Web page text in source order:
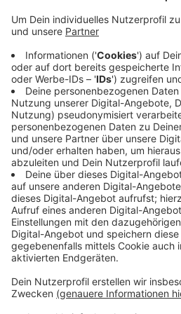
Die Polizei prüft, ob die drei
zusammenhängen. Und auch ob
Bauerschaft Horst mit einem
einem Nachbarhof ebenfalls
zusammenhängt. Die Polizei
Tätersuche auch mit einem
Nottuln- ohne Erfolg. Die
dauern an.
Anzeige